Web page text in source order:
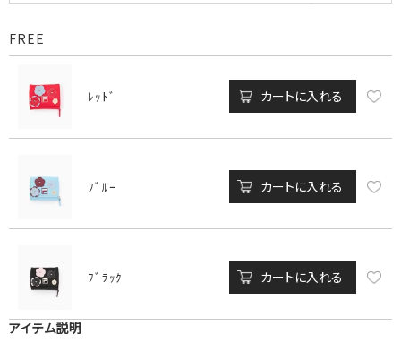
FREE
ﾚｯﾄﾞ カートに入れる
ﾌﾞﾙｰ カートに入れる
ﾌﾞﾗｯｸ カートに入れる
アイテム説明